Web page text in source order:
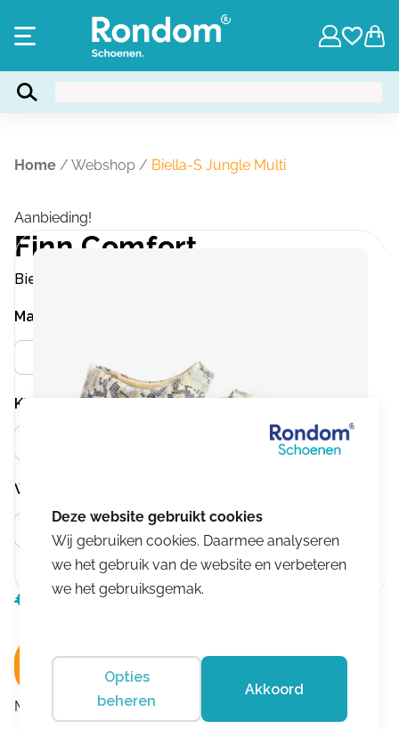
Home / Webshop / Biella-S Jungle Multi
Aanbieding!
Finn Comfort
Biella-S Jungle Multi
Kleur
Maat
Wijdtemaat
€ 185,00 Oorspronkelijke
€185,00.
166,50 Huidige
In winkelwagen
Merk: Finn Comfort
Wij gebruiken cookies. Daarmee analyseren
we het gebruik van de website en verbeteren
we het gebruiksgemak.
Opties
beheren
Akkoord